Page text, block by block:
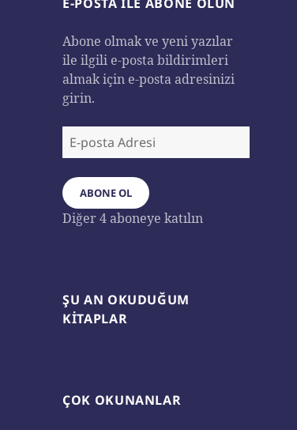
Abone olmak ve yeni yazılar
ile ilgili e-posta bildirimleri
almak için e-posta adresinizi
girin.
E-
posta
Adresi
ABONE OL
Diğer 4 aboneye katılın
ŞU AN OKUDUĞUM
KITAPLAR
ÇOK OKUNANLAR